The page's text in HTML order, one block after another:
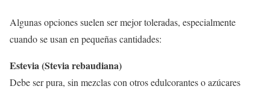
Algunas opciones suelen ser mejor toleradas, especialmente
cuando se usan en pequeñas cantidades:
Estevia (Stevia rebaudiana)
Debe ser pura, sin mezclas con otros edulcorantes o azúcares